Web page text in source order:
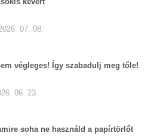
07. 08.
végleges! Így szabadulj meg tőle!
06. 23.
soha ne használd a papírtörlőt